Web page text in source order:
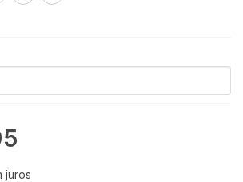
juros